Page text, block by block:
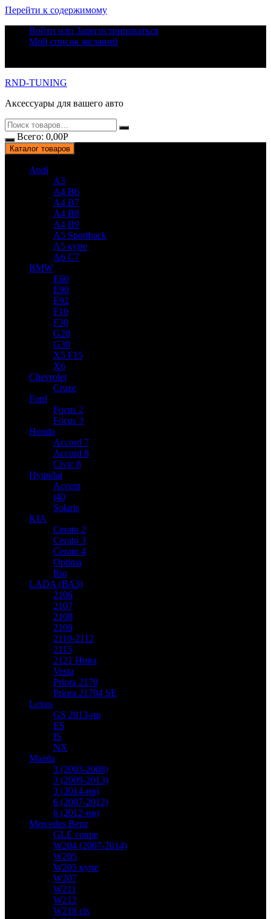
Перейти к содержимому
Войти или Зарегистрироваться
Мой список желаний
RND-TUNING
Аксессуары для вашего авто
Всего: 0,00Р
Каталог товаров
Audi
A3
A4 B6
A4 B7
A4 B8
A4 B9
A5 Sportback
A5 купе
A6 C7
BMW
E60
E90
E92
F10
F30
G20
G30
X5 F15
X6
Chevrolet
Cruze
Ford
Focus 2
Focus 3
Honda
Accord 7
Accord 8
Civic 8
Hyundai
Accent
i40
Solaris
KIA
Cerato 2
Cerato 3
Cerato 4
Optima
Rio
LADA (ВАЗ)
2106
2107
2108
2109
2110-2112
2115
2121 Нива
Vesta
Priora 2170
Priora 21704 SE
Lexus
GS 2013-нв
ES
IS
NX
Mazda
3 (2003-2008)
3 (2009-2013)
3 (2014-нв)
6 (2007-2012)
6 (2012-нв)
Mercedes Benz
GLE coupe
W204 (2007-2014)
W205
W205 купе
W207
W211
W212
W218 cls